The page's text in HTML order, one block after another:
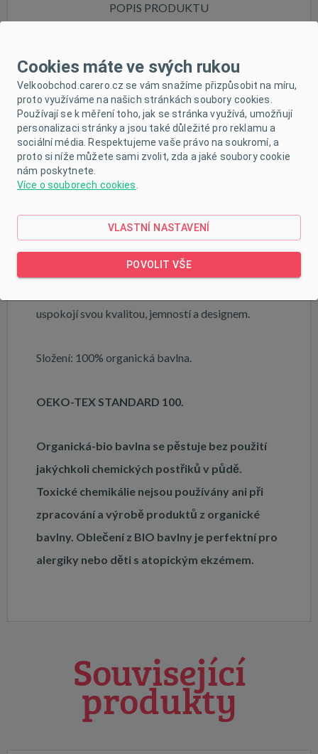
POPIS PRODUKTU
VIDEO
KE STAŽENÍ
Krásné bavlněné body s krátkým rukávem
české značky New Baby Olivy pro miminka.
po celé délce a mezi nožičkama velmi usnadňuje
oblékání a přebalování. Body je vyrobené z
organické bavlny, která je velmi kvalitní, příjemná a
uspokojí svou kvalitou, jemností a designem.
Složení: 100% organická bavlna.
OEKO-TEX STANDARD 100.
Organická-bio bavlna se pěstuje bez použití
jakýchkoli chemických postřiků v půdě.
Toxické chemikálie nejsou používány ani při
zpracování a výrobě produktů z organické
bavlny. Oblečení z BIO bavlny je perfektní pro
alergiky nebo děti s atopickým ekzémem.
Související
produkty
Cookies máte ve svých rukou
Velkoobchod.carero.cz se vám snažíme přizpůsobit na míru,
proto využíváme na našich stránkách soubory cookies.
Používají se k měření toho, jak se stránka využívá, umožňují
personalizaci stránky a jsou také důležité pro reklamu a
sociální média. Respektujeme vaše právo na soukromí, a
proto si níže můžete sami zvolit, zda a jaké soubory cookie
nám poskytnete.
Více o souborech cookies
VLASTNÍ NASTAVENÍ
POVOLIT VŠE